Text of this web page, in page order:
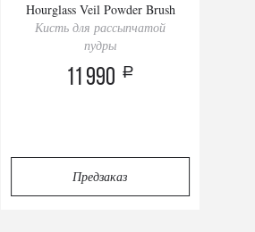
Hourglass Veil Powder Brush
Кисть для рассыпчатой
пудры
11 990 a
Предзаказ